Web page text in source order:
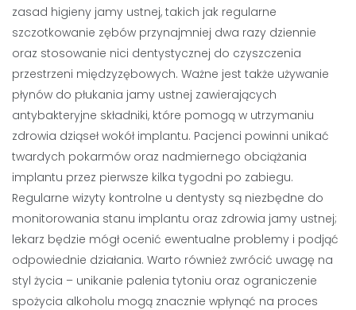
zasad higieny jamy ustnej, takich jak regularne
szczotkowanie zębów przynajmniej dwa razy dziennie
oraz stosowanie nici dentystycznej do czyszczenia
przestrzeni międzyzębowych. Ważne jest także używanie
płynów do płukania jamy ustnej zawierających
antybakteryjne składniki, które pomogą w utrzymaniu
zdrowia dziąseł wokół implantu. Pacjenci powinni unikać
twardych pokarmów oraz nadmiernego obciążania
implantu przez pierwsze kilka tygodni po zabiegu.
Regularne wizyty kontrolne u dentysty są niezbędne do
monitorowania stanu implantu oraz zdrowia jamy ustnej;
lekarz będzie mógł ocenić ewentualne problemy i podjąć
odpowiednie działania. Warto również zwrócić uwagę na
styl życia – unikanie palenia tytoniu oraz ograniczenie
spożycia alkoholu mogą znacznie wpłynąć na proces